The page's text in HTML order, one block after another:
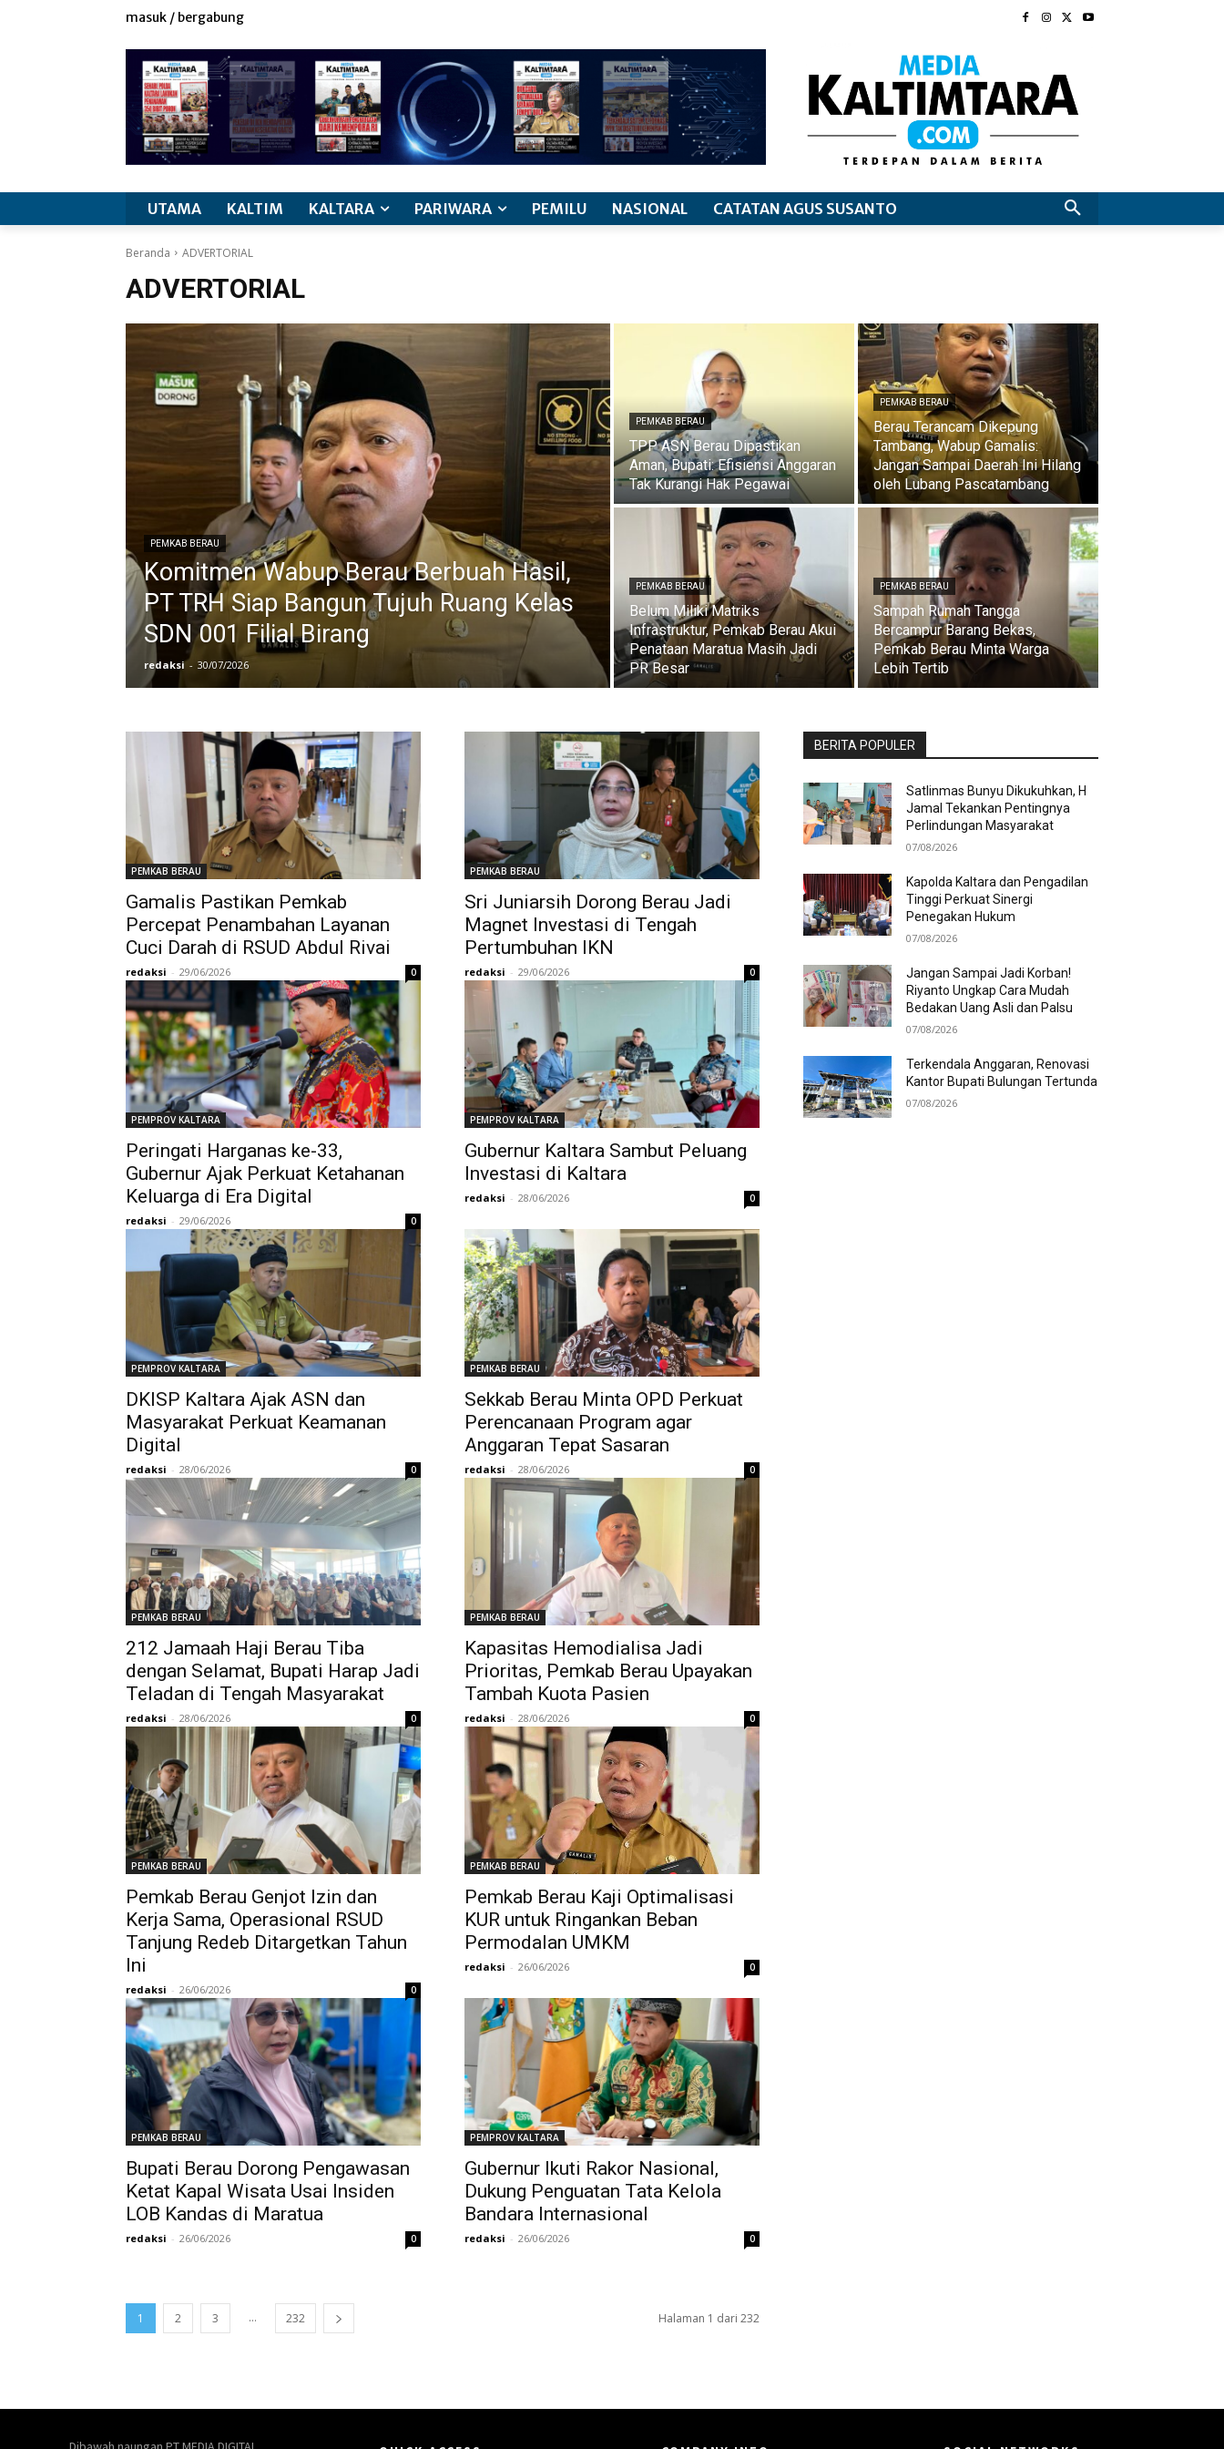
masuk / bergabung
UTAMA KALTIM KALTARA PARIWARA PEMILU NASIONAL CATATAN AGUS SUSANTO
Beranda ADVERTORIAL
ADVERTORIAL
PEMKAB BERAU
Komitmen Wabup Berau Berbuah Hasil,
PT TRH Siap Bangun Tujuh Ruang Kelas
SDN 001 Filial Birang
redaksi - 30/07/2026
PEMKAB BERAU
TPP ASN Berau Dipastikan
Aman, Bupati: Efisiensi Anggaran
Tak Kurangi Hak Pegawai
PEMKAB BERAU
Berau Terancam Dikepung
Tambang, Wabup Gamalis:
Jangan Sampai Daerah Ini Hilang
oleh Lubang Pascatambang
PEMKAB BERAU
Belum Miliki Matriks
Infrastruktur, Pemkab Berau Akui
Penataan Maratua Masih Jadi
PR Besar
PEMKAB BERAU
Sampah Rumah Tangga
Bercampur Barang Bekas,
Pemkab Berau Minta Warga
Lebih Tertib
PEMKAB BERAU
Gamalis Pastikan Pemkab
Percepat Penambahan Layanan
Cuci Darah di RSUD Abdul Rivai
redaksi - 29/06/2026 0
PEMKAB BERAU
Sri Juniarsih Dorong Berau Jadi
Magnet Investasi di Tengah
Pertumbuhan IKN
redaksi - 29/06/2026 0
PEMPROV KALTARA
Peringati Harganas ke-33,
Gubernur Ajak Perkuat Ketahanan
Keluarga di Era Digital
redaksi - 29/06/2026 0
PEMPROV KALTARA
Gubernur Kaltara Sambut Peluang
Investasi di Kaltara
redaksi - 28/06/2026 0
PEMPROV KALTARA
DKISP Kaltara Ajak ASN dan
Masyarakat Perkuat Keamanan
Digital
redaksi - 28/06/2026 0
PEMKAB BERAU
Sekkab Berau Minta OPD Perkuat
Perencanaan Program agar
Anggaran Tepat Sasaran
redaksi - 28/06/2026 0
PEMKAB BERAU
212 Jamaah Haji Berau Tiba
dengan Selamat, Bupati Harap Jadi
Teladan di Tengah Masyarakat
redaksi - 28/06/2026 0
PEMKAB BERAU
Kapasitas Hemodialisa Jadi
Prioritas, Pemkab Berau Upayakan
Tambah Kuota Pasien
redaksi - 28/06/2026 0
PEMKAB BERAU
Pemkab Berau Genjot Izin dan
Kerja Sama, Operasional RSUD
Tanjung Redeb Ditargetkan Tahun
Ini
redaksi - 26/06/2026 0
PEMKAB BERAU
Pemkab Berau Kaji Optimalisasi
KUR untuk Ringankan Beban
Permodalan UMKM
redaksi - 26/06/2026 0
PEMKAB BERAU
Bupati Berau Dorong Pengawasan
Ketat Kapal Wisata Usai Insiden
LOB Kandas di Maratua
redaksi - 26/06/2026 0
PEMPROV KALTARA
Gubernur Ikuti Rakor Nasional,
Dukung Penguatan Tata Kelola
Bandara Internasional
redaksi - 26/06/2026 0
1 2 3 ... 232 Halaman 1 dari 232
BERITA POPULER
Satlinmas Bunyu Dikukuhkan, H
Jamal Tekankan Pentingnya
Perlindungan Masyarakat
07/08/2026
Kapolda Kaltara dan Pengadilan
Tinggi Perkuat Sinergi
Penegakan Hukum
07/08/2026
Jangan Sampai Jadi Korban!
Riyanto Ungkap Cara Mudah
Bedakan Uang Asli dan Palsu
07/08/2026
Terkendala Anggaran, Renovasi
Kantor Bupati Bulungan Tertunda
07/08/2026